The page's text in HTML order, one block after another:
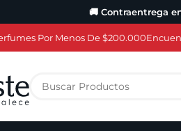
🚚 Contraentrega
Por Menos De $200.000